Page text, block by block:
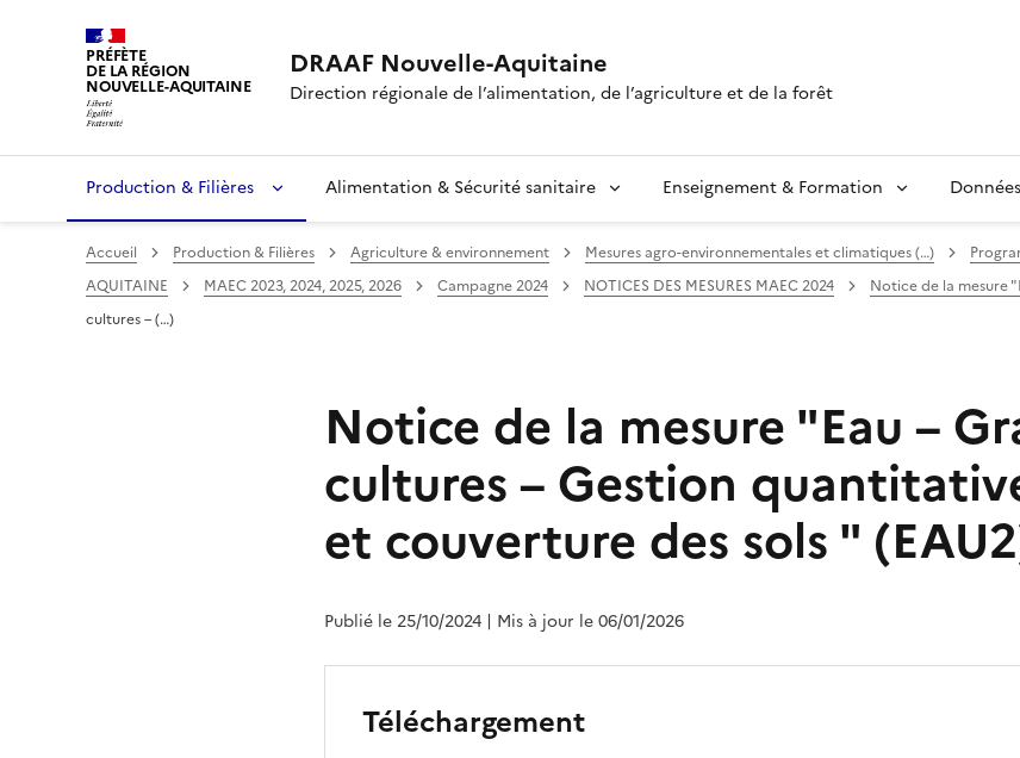
PRÉFÈTE
DE LA RÉGION
NOUVELLE-AQUITAINE
DRAAF Nouvelle-Aquitaine
Direction régionale de l’alimentation, de l’agriculture et de la forêt
Production & Filières Alimentation & Sécurité sanitaire Enseignement & Formation
Accueil Production & Filières Agriculture & environnement Mesures agro-environnementales et climatiques (…)
AQUITAINE
MAEC 2023, 2024, 2025, 2026 Campagne 2024 NOTICES DES MESURES MAEC 2024 Notice de la mesure
cultures – (…)
Notice de la mesure "Eau –
cultures – Gestion
et couverture des sols "
Publié le 25/10/2024 | Mis à jour le 06/01/2026
Téléchargement